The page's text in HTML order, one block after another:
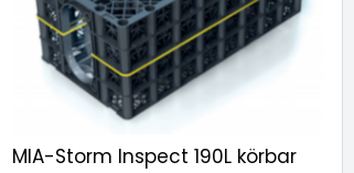
MIA-Storm Inspect 190L körbar